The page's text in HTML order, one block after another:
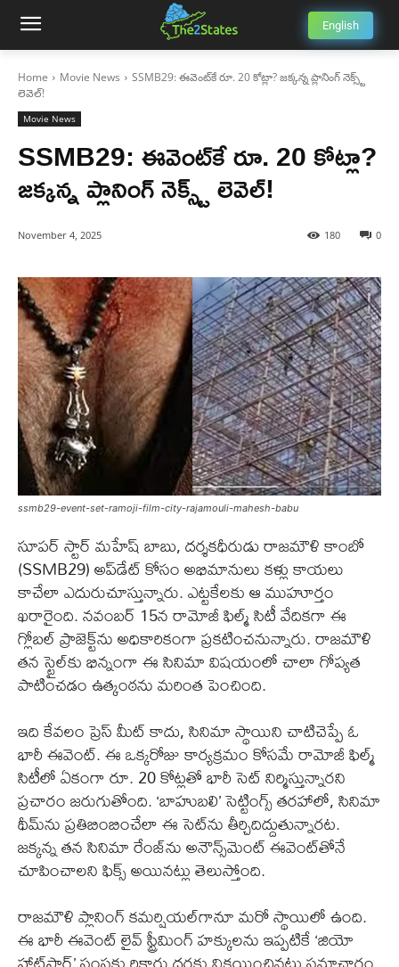
English
Home Movie News
SSMB29: ఈవెంట్‌కే రూ. 20 కోట్లా? జక్కన్న ప్లానింగ్ నెక్స్ట్
లెవెల్!
Movie News
SSMB29: ఈవెంట్‌కే రూ. 20 కోట్లా?
జక్కన్న ప్లానింగ్ నెక్స్ట్ లెవెల్!
November 4, 2025 0
180
ssmb29-event-set-ramoji-film-city-rajamouli-mahesh-babu
సూపర్ స్టార్ మహేష్ బాబు, దర్శకధీరుడు రాజమౌళి కాంబో
(SSMB29) అప్‌డేట్ కోసం అభిమానులు కళ్లు కాయలు
కాచేలా ఎదురుచూస్తున్నారు. ఎట్టకేలకు ఆ ముహూర్తం
ఖరారైంది. నవంబర్ 15న రామోజీ ఫిల్మ్ సిటీ వేదికగా ఈ
గ్లోబల్ ప్రాజెక్ట్‌ను అధికారికంగా ప్రకటించనున్నారు. రాజమౌళి
తన స్టైల్‌కు భిన్నంగా ఈ సినిమా విషయంలో చాలా గోప్యత
పాటించడం ఉత్కంఠను మరింత పెంచింది.
ఇది కేవలం ప్రెస్ మీట్ కాదు, సినిమా స్థాయిని చాటిచెప్పే ఓ
భారీ ఈవెంట్. ఈ ఒక్కరోజు కార్యక్రమం కోసమే రామోజీ ఫిల్మ్
సిటీలో ఏకంగా రూ. 20 కోట్లతో భారీ సెట్ నిర్మిస్తున్నారని
ప్రచారం జరుగుతోంది. ‘బాహుబలి’ సెట్టింగ్స్ తరహాలో, సినిమా
థీమ్‌ను ప్రతిబింబించేలా ఈ సెట్‌ను తీర్చిదిద్దుతున్నారట.
జక్కన్న తన సినిమా రేంజ్‌ను అనౌన్స్‌మెంట్ ఈవెంట్‌తోనే
చూపించాలని ఫిక్స్ అయినట్లు తెలుస్తోంది.
రాజమౌళి ప్లానింగ్ కమర్షియల్‌గానూ మరో స్థాయిలో ఉంది.
ఈ భారీ ఈవెంట్ లైవ్ స్ట్రీమింగ్ హక్కులను ఇప్పటికే ‘జియో